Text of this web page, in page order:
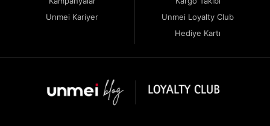
Unmei Kariyer
Unmei Loyalty Club
Hediye Kartı